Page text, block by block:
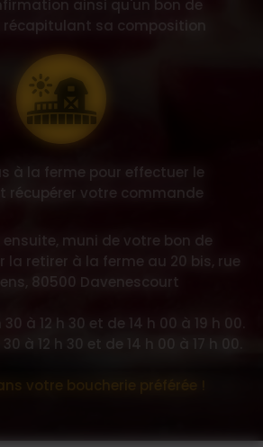
ainsi qu'un bon de
sa composition
à la ferme pour effectuer le
récupérer votre commande
ensuite, muni de votre bon de
la retirer à la ferme au 20 bis, rue
80500 Davenescourt
à 12 h 30 et de 14 h 00 à 19 h 00.
à 12 h 30 et de 14 h 00 à 17 h 00.
votre boucherie préférée !